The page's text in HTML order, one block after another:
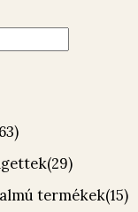
(29)
termékek(15)